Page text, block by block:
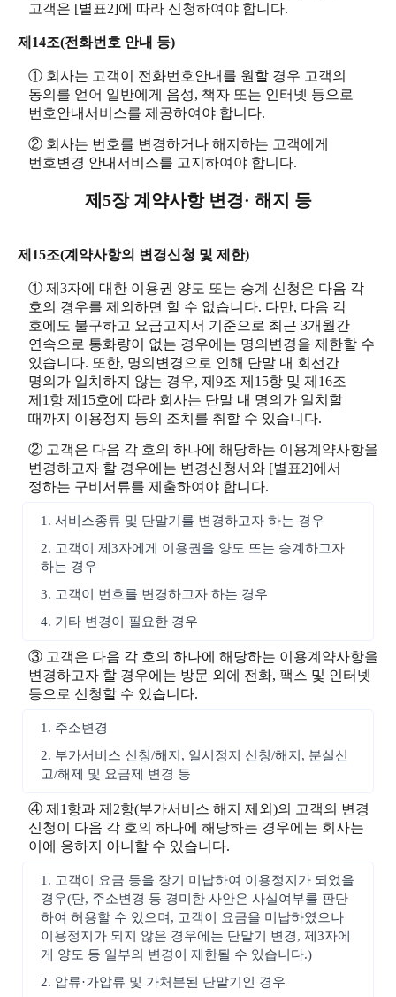
고객은 [별표2]에 따라 신청하여야 합니다.
제14조(전화번호 안내 등)
① 회사는 고객이 전화번호안내를 원할 경우 고객의
동의를 얻어 일반에게 음성, 책자 또는 인터넷 등으로
번호안내서비스를 제공하여야 합니다.
② 회사는 번호를 변경하거나 해지하는 고객에게
번호변경 안내서비스를 고지하여야 합니다.
제5장 계약사항 변경· 해지 등
제15조(계약사항의 변경신청 및 제한)
① 제3자에 대한 이용권 양도 또는 승계 신청은 다음 각
호의 경우를 제외하면 할 수 없습니다. 다만, 다음 각
호에도 불구하고 요금고지서 기준으로 최근 3개월간
연속으로 통화량이 없는 경우에는 명의변경을 제한할 수
있습니다. 또한, 명의변경으로 인해 단말 내 회선간
명의가 일치하지 않는 경우, 제9조 제15항 및 제16조
제1항 제15호에 따라 회사는 단말 내 명의가 일치할
때까지 이용정지 등의 조치를 취할 수 있습니다.
② 고객은 다음 각 호의 하나에 해당하는 이용계약사항을
변경하고자 할 경우에는 변경신청서와 [별표2]에서
정하는 구비서류를 제출하여야 합니다.
1. 서비스종류 및 단말기를 변경하고자 하는 경우
2. 고객이 제3자에게 이용권을 양도 또는 승계하고자
하는 경우
3. 고객이 번호를 변경하고자 하는 경우
4. 기타 변경이 필요한 경우
③ 고객은 다음 각 호의 하나에 해당하는 이용계약사항을
변경하고자 할 경우에는 방문 외에 전화, 팩스 및 인터넷
등으로 신청할 수 있습니다.
1. 주소변경
2. 부가서비스 신청/해지, 일시정지 신청/해지, 분실신
고/해제 및 요금제 변경 등
④ 제1항과 제2항(부가서비스 해지 제외)의 고객의 변경
신청이 다음 각 호의 하나에 해당하는 경우에는 회사는
이에 응하지 아니할 수 있습니다.
1. 고객이 요금 등을 장기 미납하여 이용정지가 되었을
경우(단, 주소변경 등 경미한 사안은 사실여부를 판단
하여 허용할 수 있으며, 고객이 요금을 미납하였으나
이용정지가 되지 않은 경우에는 단말기 변경, 제3자에
게 양도 등 일부의 변경이 제한될 수 있습니다.)
2. 압류·가압류 및 가처분된 단말기인 경우